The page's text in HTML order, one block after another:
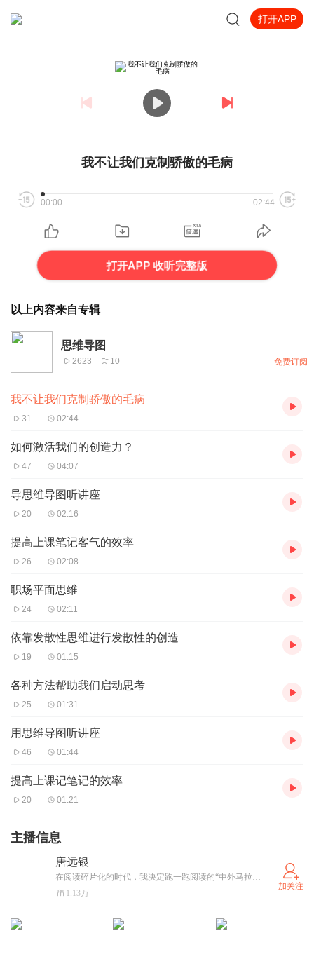
打开APP
我不让我们克制骄傲的毛病
00:00 02:44
打开APP 收听完整版
以上内容来自专辑
思维导图
2623 10 免费订阅
我不让我们克制骄傲的毛病
31 02:44
如何激活我们的创造力？
47 04:07
导思维导图听讲座
20 02:16
提高上课笔记客气的效率
26 02:08
职场平面思维
24 02:11
依靠发散性思维进行发散性的创造
19 01:15
各种方法帮助我们启动思考
25 01:31
用思维导图听讲座
46 01:44
提高上课记笔记的效率
20 01:21
主播信息
唐远银
在阅读碎片化的时代，我决定跑一跑阅读的“中外马拉松”。如果只读一本中国史书，非《资治通鉴》莫属，如果只读一部外国作家作品，非加夫列尔.加西亚.马尔克斯莫属，于是我就开跑了，感谢大家的陪伴与关注，谢谢！
1.13万
加关注